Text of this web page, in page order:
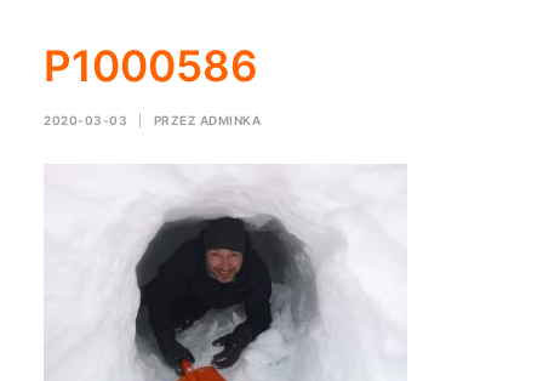
P1000586
2020-03-03 PRZEZ ADMINKA